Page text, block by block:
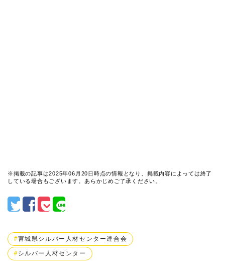
※掲載の記事は2025年06月20日時点の情報となり、掲載内容によっては終了
している場合もございます。あらかじめご了承ください。
宮城県シルバー人材センター連合会
シルバー人材センター